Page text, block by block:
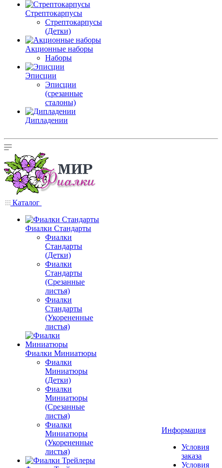
Стрептокарпусы
Стрептокарпусы
(Детки)
Акционные наборы
Наборы
Эписции
Эписции
(срезанные
сталоны)
Дипладении
Каталог
Фиалки Стандарты
Фиалки
Стандарты
(Детки)
Фиалки
Стандарты
(Срезанные
листья)
Фиалки
Стандарты
(Укорененные
листья)
Фиалки Миниатюры
Фиалки
Миниатюры
(Детки)
Фиалки
Миниатюры
(Срезанные
листья)
Фиалки
Миниатюры
(Укорененные
листья)
Информация
Условия
заказа
Условия